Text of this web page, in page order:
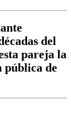
del
pareja la
pública de